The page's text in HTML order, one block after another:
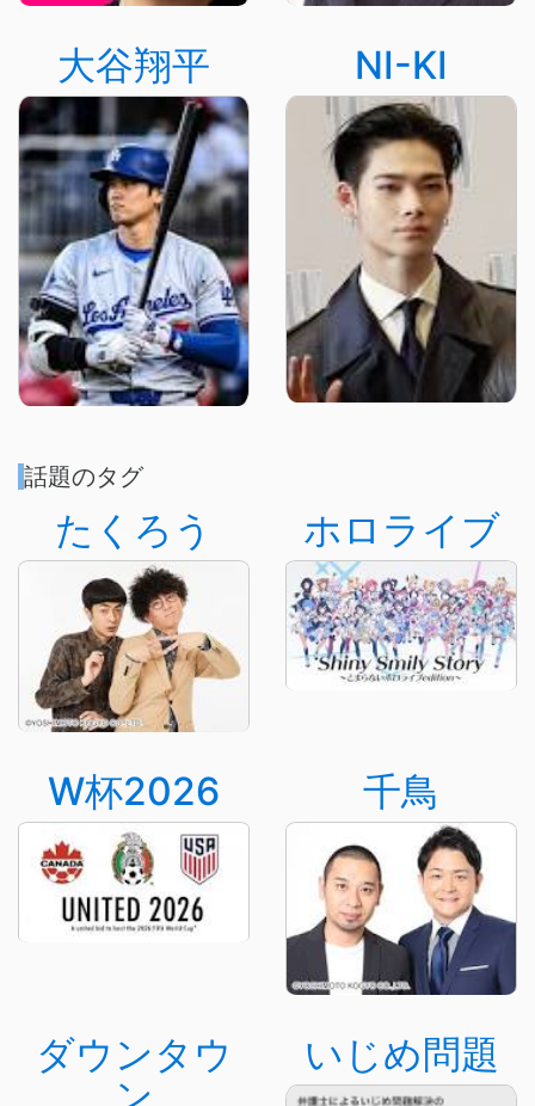
大谷翔平 NI-KI
話題のタグ
たくろう ホロライブ
W杯2026 千鳥
ダウンタウ
ン
いじめ問題